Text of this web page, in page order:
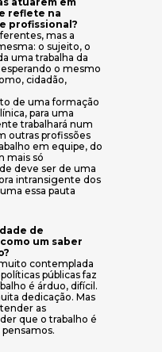
reflete na
profissional?
mas a
o sujeito, o
uma trabalha da
o mesmo
cidadão,
de uma formação
para uma
trabalhará num
outras profissões
em equipe, do
mais só
deve ser de uma
intransigente dos
essa pauta
de
um saber
contemplada
públicas faz
é árduo, difícil.
dedicação. Mas
as
que o trabalho é